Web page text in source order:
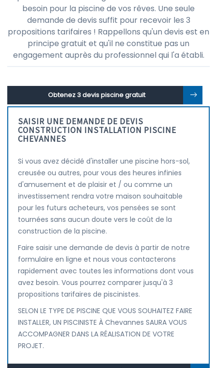
besoin pour la piscine de vos rêves. Une seule
demande de devis suffit pour recevoir les 3
propositions tarifaires ! Rappellons qu'un devis est en
principe gratuit et qu'il ne constitue pas un
engagement auprès du professionnel qui l'a établi.
Obtenez 3 devis piscine gratuit
SAISIR UNE DEMANDE DE DEVIS
CONSTRUCTION INSTALLATION PISCINE
CHEVANNES
Si vous avez décidé d'installer une piscine hors-sol,
creusée ou autres, pour vous des heures infinies
d'amusement et de plaisir et / ou comme un
investissement rendra votre maison souhaitable
pour les futurs acheteurs, vos pensées se sont
tournées sans aucun doute vers le coût de la
construction de la piscine.
Faire saisir une demande de devis à partir de notre
formulaire en ligne et nous vous contacterons
rapidement avec toutes les informations dont vous
avez besoin. Vous pourrez comparer jusqu'à 3
propositions tarifaires de piscinistes.
SELON LE TYPE DE PISCINE QUE VOUS SOUHAITEZ FAIRE
INSTALLER, UN PISCINISTE À Chevannes SAURA VOUS
ACCOMPAGNER DANS LA RÉALISATION DE VOTRE
PROJET.